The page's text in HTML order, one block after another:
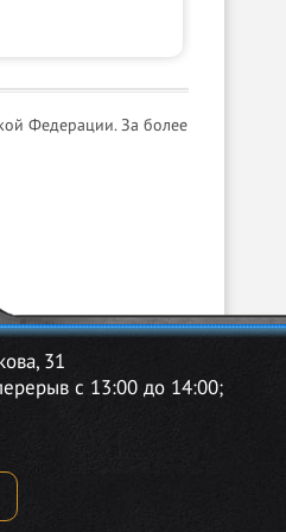
Федерации. За более
31
с 13:00 до 14:00;